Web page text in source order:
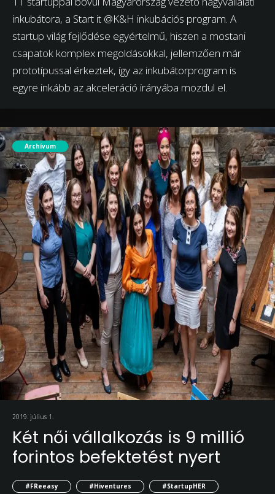
inkubátora, a Start it @K&H inkubációs program. A
startup világ fejlődése egyértelmű, hiszen a mostani
csapatok komplex megoldásokkal, jellemzően már
prototípussal érkeztek, így az inkubátorprogram is
egyre inkább az akceleráció irányába mozdul el.
Archívum
2019. július 1.
Két női vállalkozás is 9 millió
forintos befektetést nyert
#FReeasy #Hiventures #StartupHER